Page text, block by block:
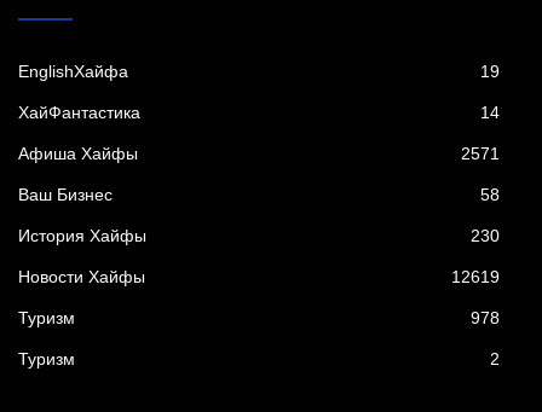
EnglishХайфа 19
XайФантастика 14
Афиша Хайфы 2571
Ваш Бизнес 58
История Хайфы 230
Новости Хайфы 12619
Туризм 978
Туризм 2